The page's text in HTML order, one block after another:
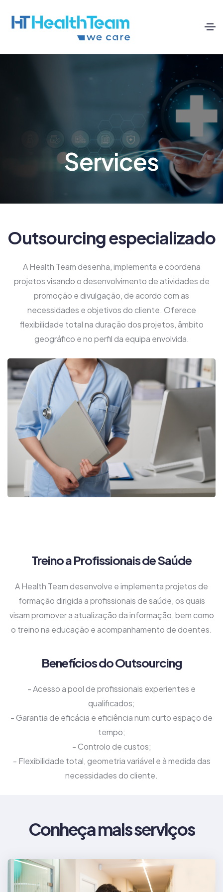
Services
Outsourcing especializado
A Health Team desenha, implementa e coordena
projetos visando o desenvolvimento de atividades de
promoção e divulgação, de acordo com as
necessidades e objetivos do cliente. Oferece
flexibilidade total na duração dos projetos, âmbito
geográfico e no perfil da equipa envolvida.
Treino a Profissionais de Saúde
A Health Team desenvolve e implementa projetos de
formação dirigida a profissionais de saúde, os quais
visam promover a atualização da informação, bem como
o treino na educação e acompanhamento de doentes.
Benefícios do Outsourcing
- Acesso a pool de profissionais experientes e
qualificados;
- Garantia de eficácia e eficiência num curto espaço de
tempo;
- Controlo de custos;
- Flexibilidade total, geometria variável e à medida das
necessidades do cliente.
Conheça mais serviços